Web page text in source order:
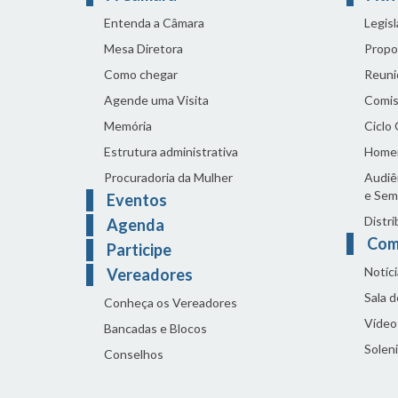
Entenda a Câmara
Mesa Diretora
Como chegar
Agende uma Visita
Memória
Estrutura administrativa
Procuradoria da Mulher
Eventos
Agenda
Participe
Vereadores
Conheça os Vereadores
Bancadas e Blocos
Conselhos
Ciclo
e
Sala